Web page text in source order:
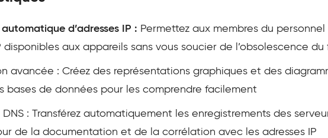
d’adresses IP : Permettez aux membres du
disponibles aux appareils sans vous soucier de l’obsolescence du
avancée : Créez des représentations graphiques et des
bases de données pour les comprendre facilement
DNS : Transférez automatiquement les enregistrements des
de la documentation et de la corrélation avec les adresses IP